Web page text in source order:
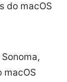
do macOS
macOS